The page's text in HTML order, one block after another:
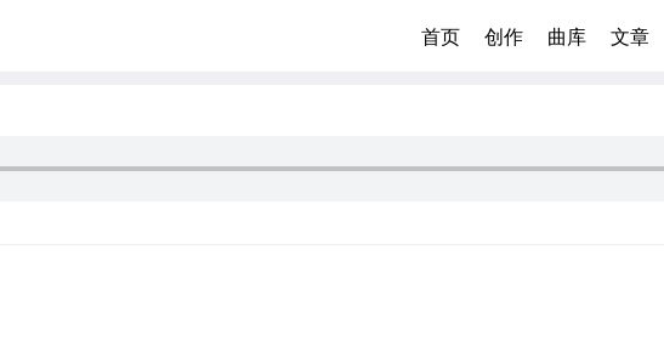
首页 创作 曲库 文章